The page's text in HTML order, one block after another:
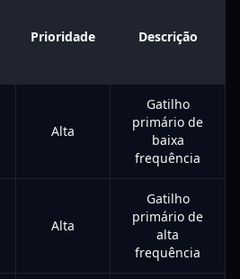
Prioridade Descrição
Alta
Gatilho
primário de
baixa
frequência
Alta
Gatilho
primário de
alta
frequência